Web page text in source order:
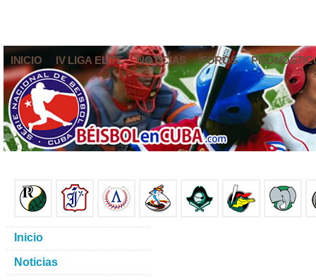
INICIO IV LIGA ELITE NOTICIAS FOROS
Inicio
Noticias